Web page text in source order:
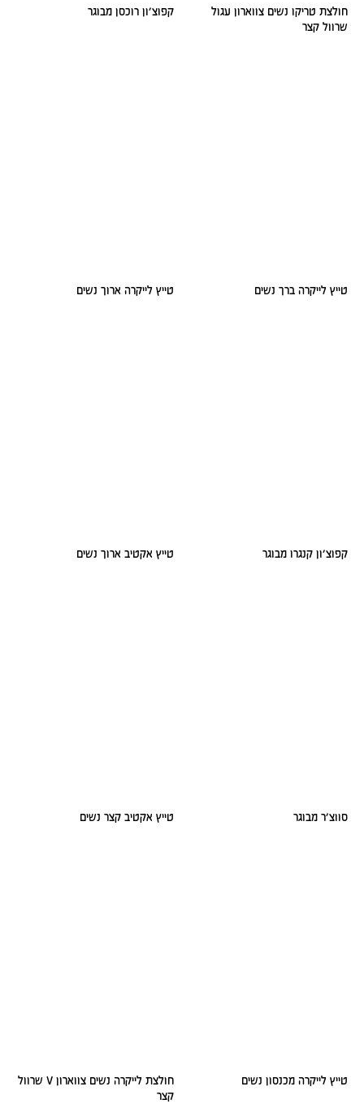
חולצת טריקו נשים צווארון עגול
שרוול קצר
קפוצ׳ון רוכסן מבוגר
טייץ לייקרה ברך נשים טייץ לייקרה ארוך נשים
קפוצ׳ון קנגרו מבוגר טייץ אקטיב ארוך נשים
סווצ׳ר מבוגר טייץ אקטיב קצר נשים
טייץ לייקרה מכנסון נשים
חולצת לייקרה נשים צווארון V שרוול
קצר